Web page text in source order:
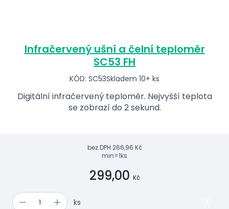
Infračervený ušní a čelní teploměr
SC53 FH
KÓD: SC53Skladem 10+ ks
Digitální infračervený teploměr. Nejvyšší teplota
se zobrazí do 2 sekund.
bez DPH 266,96 Kč
min=1ks
299,00 Kč
ks